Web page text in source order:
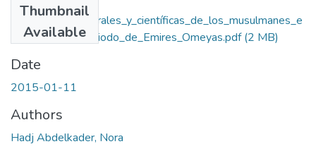
Thumbnail
Available
Las_huellas_culturales_y_científicas_de_los_musulmanes_e
n_al_Ándalus_periodo_de_Emires_Omeyas.pdf(2 MB)
Date
2015-01-11
Authors
Hadj Abdelkader, Nora